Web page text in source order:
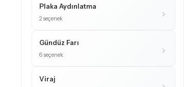
Plaka Aydınlatma
2 seçenek
Gündüz Farı
6 seçenek
Viraj